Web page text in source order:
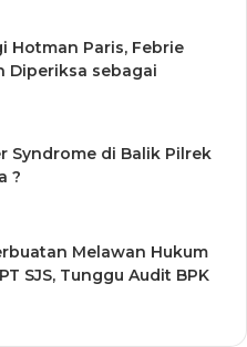
Hotman Paris, Febrie
Diperiksa sebagai
Syndrome di Balik Pilrek
?
Melawan Hukum
SJS, Tunggu Audit BPK